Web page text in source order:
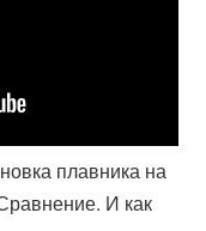
плавника на
И как